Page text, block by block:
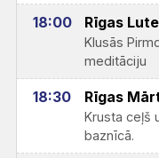
18:00 Rīgas
Klusās
meditāciju
18:30 Rīgas
Krusta ceļš
baznīcā.